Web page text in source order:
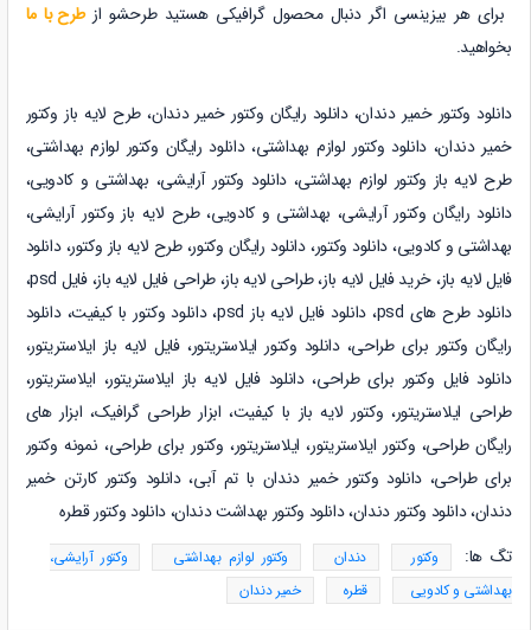
برای هر بیزینسی اگر دنبال محصول گرافیکی هستید طرحشو از طرح با ما
بخواهید.
دانلود وکتور خمیر دندان، دانلود رایگان وکتور خمیر دندان، طرح لایه باز وکتور
خمیر دندان، دانلود وکتور لوازم بهداشتی، دانلود رایگان وکتور لوازم بهداشتی،
طرح لایه باز وکتور لوازم بهداشتی، دانلود وکتور آرایشی، بهداشتی و کادویی،
دانلود رایگان وکتور آرایشی، بهداشتی و کادویی، طرح لایه باز وکتور آرایشی،
بهداشتی و کادویی،دانلود وکتور، دانلود رایگان وکتور، طرح لایه باز وکتور، دانلود
فایل لایه باز، خرید فایل لایه باز، طراحی لایه باز، طراحی فایل
لایه باز، فایل psd،
دانلود طرح های psd، دانلود فایل لایه باز psd،
دانلود وکتور با کیفیت، دانلود
رایگان وکتور برای طراحی، دانلود وکتور ایلاستریتور، فایل لایه باز ایلاستریتور،
دانلود فایل وکتور برای طراحی، دانلود فایل لایه باز ایلاستریتور، ایلاستریتور،
طراحی ایلاستریتور، وکتور لایه باز با کیفیت، ابزار طراحی گرافیک، ابزار های
رایگان طراحی، وکتور ایلاستریتور، ایلاستریتور، وکتور برای طراحی، نمونه وکتور
برای طراحی، دانلود وکتورخمیر دندان با تم آبی، دانلود وکتورکارتن خمیر
دندان، دانلود وکتوردندان، دانلود وکتوربهداشت دندان، دانلود وکتورقطره
تگ ها:
وکتور دندان وکتور لوازم بهداشتی
وکتور آرایشی،
بهداشتی و کادویی
قطره خمیر دندان